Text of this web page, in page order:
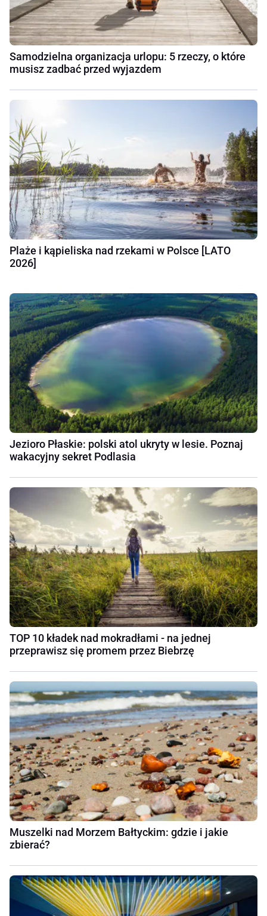
Samodzielna organizacja urlopu: 5 rzeczy, o które
musisz zadbać przed wyjazdem
Plaże i kąpieliska nad rzekami w Polsce [LATO
2026]
Jezioro Płaskie: polski atol ukryty w lesie. Poznaj
wakacyjny sekret Podlasia
TOP 10 kładek nad mokradłami - na jednej
przeprawisz się promem przez Biebrzę
Muszelki nad Morzem Bałtyckim: gdzie i jakie
zbierać?